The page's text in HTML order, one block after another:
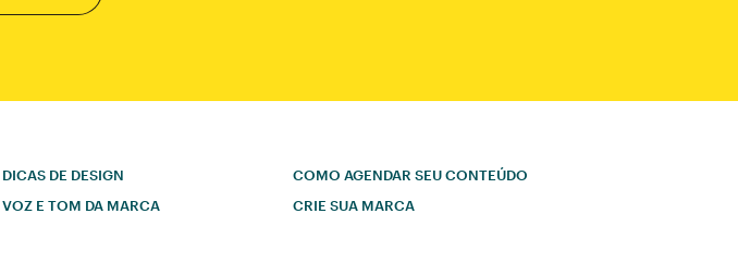
DICAS DE DESIGN
VOZ E TOM DA MARCA
COMO AGENDAR SEU CONTEÚDO
CRIE SUA MARCA